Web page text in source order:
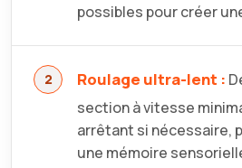
possibles pour créer
Roulage ultra-lent :
section à vitesse
arrêtant si nécessaire,
une mémoire